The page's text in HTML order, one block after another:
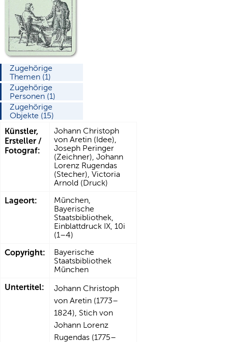
Zugehörige
Themen (1)
Zugehörige
Personen (1)
Zugehörige
Objekte (15)
Künstler,
Ersteller /
Fotograf:
Johann Christoph
von Aretin (Idee),
Joseph Peringer
(Zeichner), Johann
Lorenz Rugendas
(Stecher), Victoria
Arnold (Druck)
Lageort:
München,
Bayerische
Staatsbibliothek,
Einblattdruck IX, 10i
(1–4)
Copyright:
Bayerische
Staatsbibliothek
München
Untertitel:
Johann Christoph
von Aretin (1773–
1824), Stich von
Johann Lorenz
Rugendas (1775–